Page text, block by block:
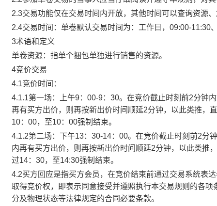
2.3交易功能仅在交易时间内开放，其他时间可以查询资源
2.4交易时间：单卷默认交易时间为：工作日，09:00-11:30
3术语和定义
单卷资源：指单个捆包单独进行销售的资源。
4竞价交易
4.1竞价时间：
4.1.1第一场：上午9：00-9：30。在竞价截止时刻前2分钟
再有买方出价，则再按新出价时间顺延2分钟，以此类推，
10：00，至10：00强制结束。
4.1.2第二场：下午13：30-14：00。在竞价截止时刻前2分
内再有买方出价，则再按新出价时间顺延2分钟，以此类推
过14：30，至14:30强制结束。
4.2买方回应是指买方会员，在竞价结束前通过交易系统表
取得竞价权，即表示同意接受并遵照执行本交易规则的各
分及物理状态等法律规定的合同必要条款。